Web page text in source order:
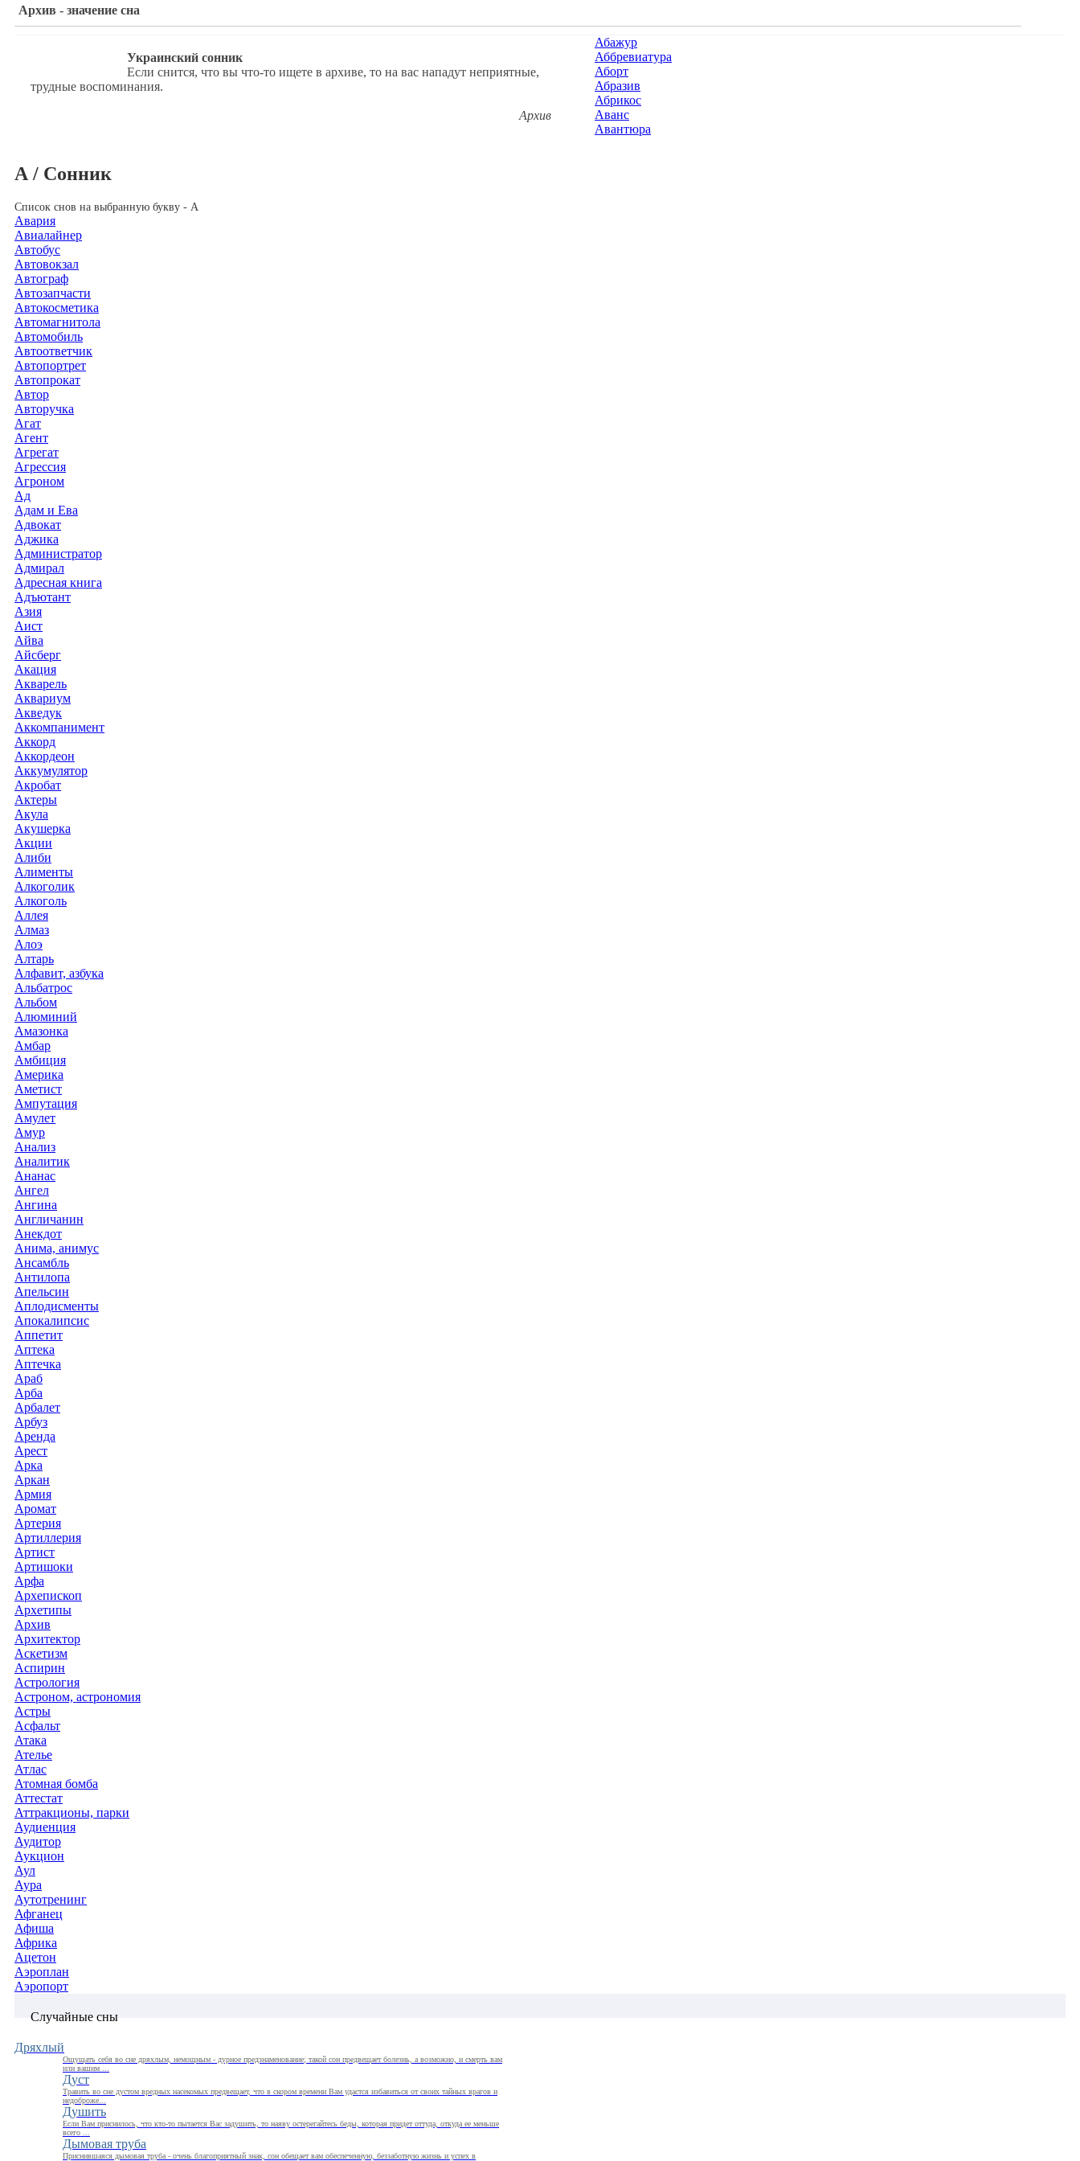
Архив - значение сна
Украинский сонник
Если снится, что вы что-то ищете в архиве, то на вас нападут неприятные,
трудные воспоминания.
Архив
А / Сонник
Список снов на выбранную букву - А
Абажур
Аббревиатура
Аборт
Абразив
Абрикос
Аванс
Авантюра
Авария
Авиалайнер
Автобус
Автовокзал
Автограф
Автозапчасти
Автокосметика
Автомагнитола
Автомобиль
Автоответчик
Автопортрет
Автопрокат
Автор
Авторучка
Агат
Агент
Агрегат
Агрессия
Агроном
Ад
Адам и Ева
Адвокат
Аджика
Администратор
Адмирал
Адресная книга
Адъютант
Азия
Аист
Айва
Айсберг
Акация
Акварель
Аквариум
Акведук
Аккомпанимент
Аккорд
Аккордеон
Аккумулятор
Акробат
Актеры
Акула
Акушерка
Акции
Алиби
Алименты
Алкоголик
Алкоголь
Аллея
Алмаз
Алоэ
Алтарь
Алфавит, азбука
Альбатрос
Альбом
Алюминий
Амазонка
Амбар
Амбиция
Америка
Аметист
Ампутация
Амулет
Амур
Анализ
Аналитик
Ананас
Ангел
Ангина
Англичанин
Анекдот
Анима, анимус
Ансамбль
Антилопа
Апельсин
Аплодисменты
Апокалипсис
Аппетит
Аптека
Аптечка
Араб
Арба
Арбалет
Арбуз
Аренда
Арест
Арка
Аркан
Армия
Аромат
Артерия
Артиллерия
Артист
Артишоки
Арфа
Архепископ
Архетипы
Архив
Архитектор
Аскетизм
Аспирин
Астрология
Астроном, астрономия
Астры
Асфальт
Атака
Ателье
Атлас
Атомная бомба
Аттестат
Аттракционы, парки
Аудиенция
Аудитор
Аукцион
Аул
Аура
Аутотренинг
Афганец
Афиша
Африка
Ацетон
Аэроплан
Аэропорт
Случайные сны
Дряхлый
Ощущать себя во сне дряхлым, немощным - дурное предзнаменование; такой сон предвещает болезнь, а возможно, и смерть вам
или вашим ...
Дуст
Травить во сне дустом вредных насекомых предвещает, что в скором времени Вам удастся избавиться от своих тайных врагов и
недоброже...
Душить
Если Вам приснилось, что кто-то пытается Вас задушить, то наяву остерегайтесь беды, которая придет оттуда, откуда ее меньше
всего ...
Дымовая труба
Приснившаяся дымовая труба - очень благоприятный знак, сон обещает вам обеспеченную, беззаботную жизнь и успех в